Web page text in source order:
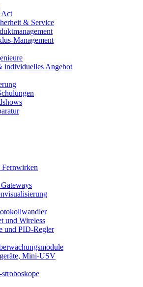
Act
& Service
Management
individuelles Angebot
Fernwirken
und Wireless
und PID-Regler
Mini-USV